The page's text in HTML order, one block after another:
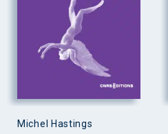
Michel Hastings